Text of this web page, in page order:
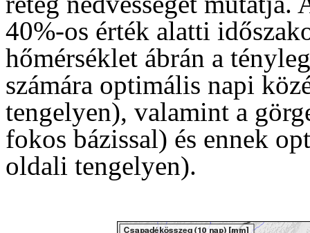
40%-os érték alatti
hőmérséklet ábrán a
számára optimális napi
tengelyen), valamint a
fokos bázissal) és ennek
oldali tengelyen).